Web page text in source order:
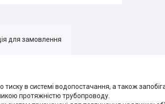
для замовлення
в системі водопостачання, а також
протяжністю трубопроводу.